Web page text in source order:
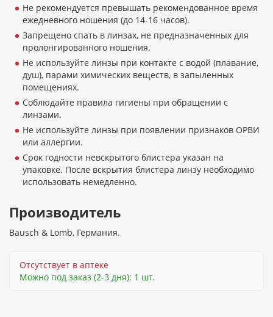
Не рекомендуется превышать рекомендованное время
ежедневного ношения (до 14-16 часов).
Запрещено спать в линзах, не предназначенных для
пролонгированного ношения.
Не используйте линзы при контакте с водой (плавание,
душ), парами химических веществ, в запыленных
помещениях.
Соблюдайте правила гигиены при обращении с
линзами.
Не используйте линзы при появлении признаков ОРВИ
или аллергии.
Срок годности невскрытого блистера указан на
упаковке. После вскрытия блистера линзу необходимо
использовать немедленно.
Производитель
Bausch & Lomb, Германия.
Отсутствует в аптеке
Можно под заказ (2-3 дня): 1 шт.